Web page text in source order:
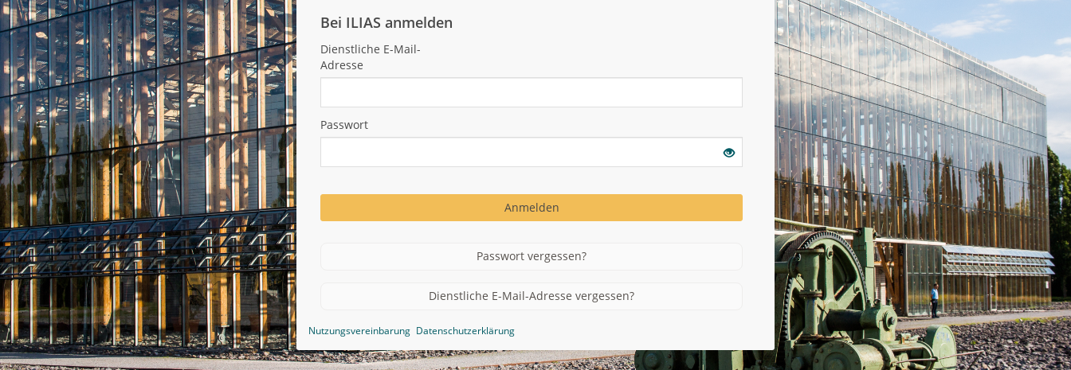
Bei ILIAS anmelden
Dienstliche E-Mail-
Adresse
Passwort
Anmelden
Passwort vergessen?
Dienstliche E-Mail-Adresse vergessen?
Nutzungsvereinbarung Datenschutzerklärung